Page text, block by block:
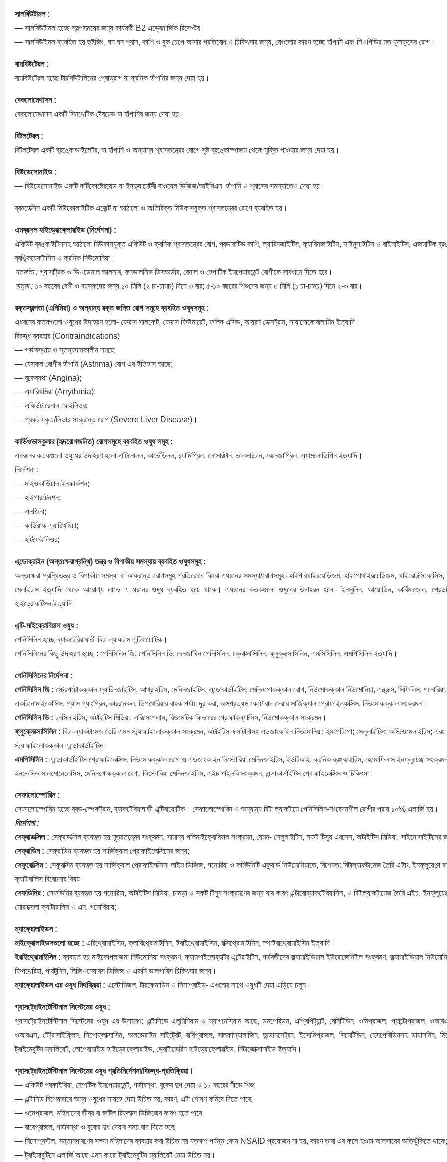
সালবিউটামল :
— সালবিউটামল হচ্ছে স্বল্পসময়ের জন্য কার্যকরী B2 এড্রেনার্জিক রিসেপ্টর।
— সালবিউটামল ব্যবহিত হয় হুইজিং, ঘন ঘন শ্বাস, কাশি ও বুক চেপে আসার প্রতিরোধ ও চিকিৎসার জন্য, যেগুলোর কারণ হচ্ছে হাঁপানি এবং সিওপিডির মত ফুসফুসের রোগ।
বামবিউটেরল :
বামবিউটেরল হচ্ছে টারবিউটালিনের প্রোড্রাগ যা ক্রনিক হাঁপানির জন্য দেয়া হয়।
বেকলোমেথাসন :
বেকলোমেথাসন একটি সিনথেটিক ষ্টেরয়েড যা হাঁপানির জন্য দেয়া হয়।
বিটলটেরল :
বিটলটেরল একটি ব্রঙ্কোডাইলেটর, যা হাঁপানি ও অন্যান্য শ্বাসতন্ত্রের রোগে সৃষ্ট ব্রঙ্কোস্পাজম থেকে মুক্তি পাওয়ার জন্য দেয়া হয়।
বিউডেসোনাইড :
— বিউডেসোনাইড একটি কর্টিকোষ্টেরয়েড যা ইনফ্ল্যামেটরী বাওয়েল ডিজিজ/আইবিএস, হাঁপানি ও শ্বাসের সমস্যাতেও দেয়া হয়।
ব্রমহেক্সিন একটি মিউকোলাইটিক এজেন্ট যা আঠালো ও অতিরিক্ত মিউকাসযুক্ত শ্বাসতন্ত্রের রোগে ব্যবহিত হয়।
এমব্রক্সল হাইড্রোক্লোরাইড (নির্দেশনা) :
একিউট ব্রঙ্কাইটিসসহ আঠালো মিউকাসযুক্ত একিউট ও ক্রনিক শ্বাসতন্ত্রের রোগ, প্রডাকটিভ কাশি, ল্যারিনজাইটিস, ফ্যারিনজাইটিস, সাইনুসাইটিস ও রাইনাইটিস, এজমাটিক
ব্রঙ্কিয়েকটাসিস ও ক্রনিক নিউমোনিয়া।
সতর্কতা : গ্যাসট্রিক ও ডিওডেনাল আলসার, কনভালসিভ ডিসঅর্ডার, রেনাল ও হেপাটিক ইমপেয়ারমেন্ট রোগীকে সাবধানে দিতে হবে।
মাত্রা : ১০ বছরের বেশী ও বয়স্কদের জন্য ১০ মিলি (২ চা-চামচ) দিনে ৩ বার; ৫-১০ বছরের শিশুদের জন্য ৫ মিলি (১ চা-চামচ) দিনে ২-৩ বার।
রক্তস্বল্পতা (এনিমিয়া) ও অন্যান্য রক্ত জনিত রোগ সমূহে ব্যবহিত ওষুধসমূহ :
এধরনের কতকগুলো ওষুধের উদাহরণ হলো- ফেরাস সালফেট, ফেরাস ফিউমারেট, ফলিক এসিড, আয়রন ডেক্সট্রান, সায়ানোকোবালামিন ইত্যাদি।
বিরুদ্ধ ব্যবহার (Contraindications)
— গর্ভাবস্থায় ও স্তন্যদানকালীন সময়ে;
— যেসকল রোগীর হাঁপানি (Asthma) রোগ এর ইতিহাস আছে;
— বুকেব্যথা (Angina);
— এ্যারিথমিয়া (Arrythmia);
— একিউট রেনাল ফেইলিওর;
— প্রকট যকৃত/লিভার সংক্রান্ত রোগ (Severe Liver Disease)।
কার্ডিওভাসকুলার (হৃদরোগজনিত) রোগসমূহে ব্যবহিত ওষুধ সমূহ :
এধরনের কতকগুলো ওষুধের উদাহরণ হলো-এটিনোলল, কার্ভেডিলল, র‍্যামিপ্রিল, লোসারটান, ভালসারটান, বেনেজাপ্রিল, এ্যামলোডিপিন ইত্যাদি।
নির্দেশনা :
— মাইওকার্ডিয়াল ইনফার্কশন;
— হাইপারটেনশন;
— এনজিনা;
— কার্ডিয়াক এ্যারিথমিয়া;
— হার্টফেইলিওর;
এন্ডোক্রাইন (অন্তঃক্ষরাগ্রন্থি) তন্ত্র ও বিপাকীয় সমস্যায় ব্যবহিত ওষুধসমূহ :
অন্তঃক্ষরা গ্রন্থিতন্ত্র ও বিপাকীয় সমস্যা বা আক্রান্ত রোগসমূহ প্রতিরোধে কিংবা এধরনের সমস্যা/রোগসমূহ- হাইপারথাইরয়েডিজম, হাইপোথাইরয়েডিজম, থাইরোটক্সিকোসিস,
মেলাইটাস ইত্যাদি থেকে আরোগ্য লাভে এ ধরনের ওষুধ ব্যবহিত হয়ে থাকে। এধরনের কতকগুলো ওষুধের উদাহরন হলো- ইনসুলিন, আয়োডিন, কার্বিমাজোল,
হাইড্রোকর্টিসন ইত্যাদি।
এন্টি-মাইক্রোবিয়াল ওষুধ :
পেনিসিলিন হচ্ছে ব্যাকটেরিয়াঘাতী বিটা ল্যাকটাম এন্টিবায়োটিক।
পেনিসিলিনের কিছু উদাহরণ হচ্ছে : পেনিসিলিন জি, পেনিসিলিন ভি, বেনজাথিন পেনিসিলিন, ক্লোক্সাসিলিন, ফ্লুক্লক্সাসিলিন, এমক্সিসিলিন, এমপিসিলিন ইত্যাদি।
পেনিসিলিনের নির্দেশনা :
পেনিসিলিন জি : স্ট্রেপটোকক্কাল ফ্যারিনজাইটিস, আথ্রাইটিস, মেনিনজাইটিস, এন্ডোকার্ডাইটিস, মেনিনগোকক্কাল রোগ, নিউমোকক্কাল নিউমোনিয়া, এন্থ্রাক্স, সিফিলিস, গনোরিয়া,
একটিনোমাইকোসিস, গ্যাস গ্যাংগ্রিন, কাররানকল, ডিপথেরিয়ার বাহক পর্যায় দূর করা, অঙ্গপ্রত্যঙ্গ কেটে বাদ দেয়ার সার্জিক্যাল প্রোফাইল্যাক্সিস, নিউমোকক্কাল সংক্রমন।
পেনিসিলিন ভি : টনসিলাইটিস, অটাইটিস মিডিয়া, এরিসেপেলাস, রিউমেটিক ফিভারের প্রোফাইল্যাক্সিস, নিউমোকক্কাল সংক্রমন।
ফ্লুক্লোক্সাসিলিন : বিটা-ল্যাকটামেজ তৈরি এমন স্ট্যাফাইলোকক্কাল সংক্রমন, অটাইটিস এক্সাটার্নাসহ এডজাংক ইন নিউমোনিয়া; ইমপেটিগো; সেলুলাইটিস; অস্টিওমেলাইটিস; এবং
স্ট্যাফাইলোকক্কাল এন্ডোকার্ডাইটিস।
এমপিসিলিন : এন্ডোকার্ডাইটিস প্রোফাইলেক্সিস, নিউমোকক্কাল রোগ ও এডজাংক ইন লিস্টোরিয়া মেনিনজাইটিস, ইউটিআই, ক্রনিক ব্রঙ্কাইটিস, হেমোফিলাস ইনফ্লুয়েঞ্জা
ইনভেসিভ সালমোনেলেসিস, মেনিনগোকক্কাল রেগা, লিস্টোরিয়া মেনিনজাইটিস, এইচ পাইলরি সংক্রমন, এন্ডাকার্ডাইটিস প্রোফাইলেক্সিস ও চিকিৎসা।
সেফালোস্পোরিন :
সেফালোস্পোরিন হচ্ছে ব্রড-স্পেকট্রাম, ব্যাকটেরিয়াঘাতী এন্টিবায়োটিক। সেফালোস্পোরিন ও অন্যান্য বিটা ল্যাকটামে পেনিসিলিন-সংবেদনশীল রোগীর প্রায় ১০% এলার্জি হয়।
নির্দেশনা :
সেফ্রাডক্সিল : সেফ্রাডক্সিল ব্যবহৃত হয় মূত্রতন্ত্রের সংক্রমন, সামান্য পলিমাইক্রোবিয়াল সংক্রমন, যেমন- সেলুলাইটিস, সফট টিস্যু এবসেস, অটাইটিস মিডিয়া, সাইনোসাইটিসের
সেফ্রাডিন : সেফ্রাডিন ব্যবহৃত হয় সার্জিক্যাল প্রোফাইলেক্সিসের জন্য;
সেফুরোক্সিম : সেফুরক্সিম ব্যবহৃত হয় সার্জিক্যাল প্রোফাইলক্সিস৷ লাইম ডিজিজ, গনোরিয়া ও কমিউনিটি একুয়ার্ড নিউমোনিয়াতে, বিশেষত: বিটাল্যাকটামেজ তৈরি এইচ. ইনফ্লুয়েঞ্জা বা
ক্যাটারালিস বিবেচনার বিষয়।
সেফডিনির : সেফডিনির ব্যবহৃত হয় গনোরিয়া, অটাইটিস মিডিয়া, চামড়া ও সফট টিস্যু সংক্রমণের জন্য যার কারণ এন্টারোব্যাকটেরিয়াসিস, ও বিটাল্যাকটামেজ তৈরি এইচ.
মোরাক্সেলা ক্যাটারালিস ও এন. গনোরিয়ায়;
ম্যাক্রোলাইডস :
মাইক্রোলাইডসগুলো হচ্ছে : এরিথ্রোমাইসিন, ক্লারিথ্রোমাইসিন, ইরাইথ্রোমাইসিন, রক্সিথ্রোমাইসিন, স্পাইরাথ্রোমাইসিন ইত্যাদি।
ইরাইথ্রোমাইসিন : ব্যবহৃত হয় মাইকোপ্লাজমা নিউমোনিয়া সংক্রমণ, ক্যামপাইলোব্যাক্টর এন্টেরাইটিস, গর্ভবতীদের ক্ল্যামাইডিয়াল ইউরোজেনিটাল সংক্রমণ, ক্ল্যামাইডিয়াল
ফিপথেরিয়া, পারটুসিস, লিজিওনেয়ারস ডিজিজ ও একনি ভালগারিস চিকিৎসার জন্য।
ম্যাক্রোলাইডস এর ওষুধ মিথস্ক্রিয়া : এস্টোমিজল, টারফেনাডিন ও সিসাপ্রাইড- এগুলোর সাথে ওষুধটি দেয়া এড়িয়ে চলুন।
গ্যাসট্রোইনটেস্টিনাল সিস্টেমের ওষুধ :
গ্যাসট্রোইনটেস্টিনাল সিস্টেমের ওষুধ এর উদাহরণ: এন্টাসিডে এলুমিনিয়াম ও ম্যাগনেসিয়াম আছে, ডমপেরিডন, এপ্রিপিট্যান্ট, রেনিটিডিন, ওমিপ্রাজল, প্যান্টোপ্রাজল,
ওআরএস, টেট্রাসাইক্লিন, সিপোফ্লাক্সাসিন, অলভেরাইন সাইট্রেট, রাবিপ্রাজল, সালফাস্যালাজিন, অন্ডানসেট্রন, ইসোমিপ্রাজল, সিমেটিডিন, হেসপেরিডিনসহ ডায়াসমিন,
ট্রাইমেবুটিন ম্যালিয়েট, লোপেরামাইড হাইড্রোক্লোরাইড, ড্রোটাভেরিন হাইড্রোক্লোরাইড, নিটাজোক্সানাইড ইত্যাদি।
গ্যাসট্রোইনটেস্টিনাল সিস্টেমের ওষুধ প্রতিনির্দেশনা/বিরুদ্ধ-প্রতিক্রিয়া।
— একিউট পরফাইরিয়া, হেপাটিক ইমপেয়ারমেন্ট, গর্ভাবস্থা, বুকের দুধ দেয়া ও ১৮ বছরের নীভে শিশু;
— এন্টাসিড বিশেষভাবে অন্য ওষুধের সায়হে দেয়া উচিত নয়, কারণ, এটা শোষণ কমিয়ে দিতে পারে;
— ওমেপ্রাজল, মহিলাদের তীব্র বা জটিল রিফ্লাক্স ডিজিজের কারণ হতে পারে
— রাবেপ্রাজল, গর্ভাবস্থা ও বুকের দুধ দেয়ার সময় বাদ দিতে হবে;
— মিসোপ্রস্টল, সন্তানধারণের সক্ষম মহিলাদের ব্যবহার করা উচিত নয় যতক্ষণ পর্যন্ত কোন NSAID প্রয়োজন না হয়, কারণ তারা এর ফলে হওয়া আলসারের অতিঝুঁকিতে থাকে;
— ট্রাইমাবুটিনে এলার্জি আছে এমন কারো ট্রাইমেবুটিন ম্যালিয়েট নেয়া উচিত নয়।